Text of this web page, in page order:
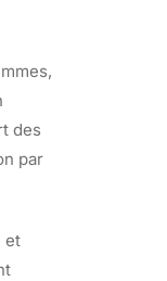
des
par
et